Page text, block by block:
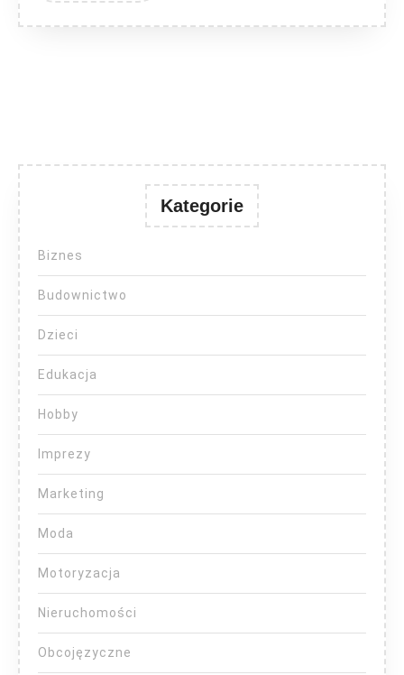
Kategorie
Biznes
Budownictwo
Dzieci
Edukacja
Hobby
Imprezy
Marketing
Moda
Motoryzacja
Nieruchomości
Obcojęzyczne